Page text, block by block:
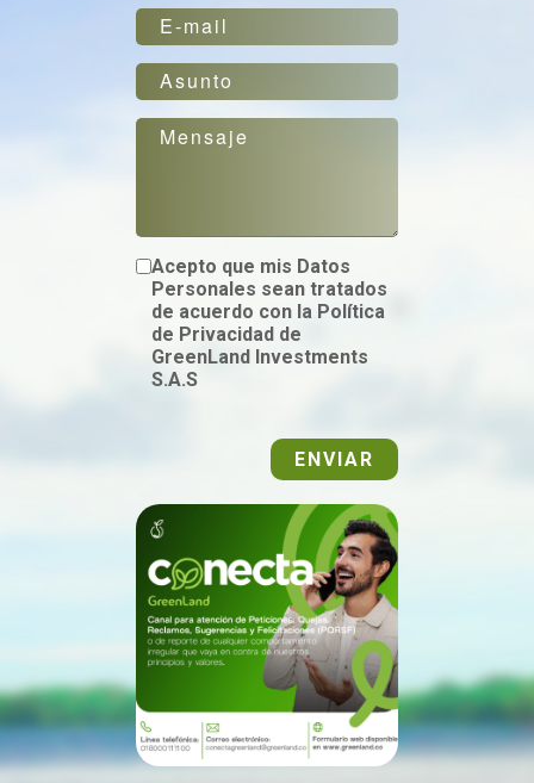
Acepto que mis Datos
Personales sean tratados
de acuerdo con la Política
de Privacidad de
GreenLand Investments
S.A.S
ENVIAR